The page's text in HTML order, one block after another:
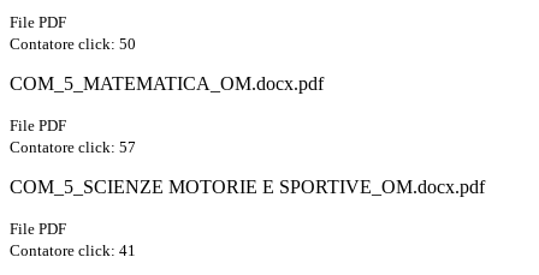
File PDF
Contatore click: 50
COM_5_MATEMATICA_OM.docx.pdf
File PDF
Contatore click: 57
COM_5_SCIENZE MOTORIE E SPORTIVE_OM.docx.pdf
File PDF
Contatore click: 41